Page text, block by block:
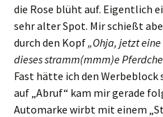
die Rose blüht auf. Eigentlich
sehr alter Spot. Mir schießt
durch den Kopf„Ohja, jetzt
dieses stramm(mmm)e
Fast hätte ich den Werbeblock
auf „Abruf“ kam mir gerade
Automarke wirbt mit einem